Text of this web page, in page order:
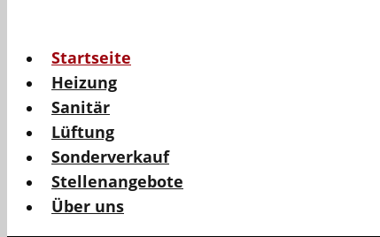
Startseite
Heizung
Sanitär
Lüftung
Sonderverkauf
Stellenangebote
Über uns